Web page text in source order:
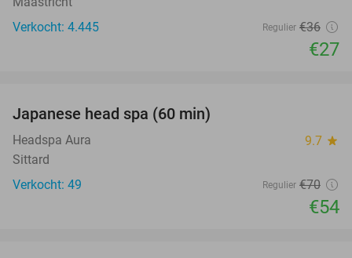
Verkocht: 4.445
Regulier €36
€27
Japanese head spa (60 min)
Headspa Aura 9.7 star
Sittard
Verkocht: 49
Regulier €70
€54